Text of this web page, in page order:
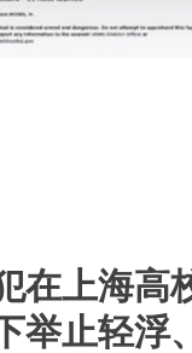
在上海高
举止轻浮